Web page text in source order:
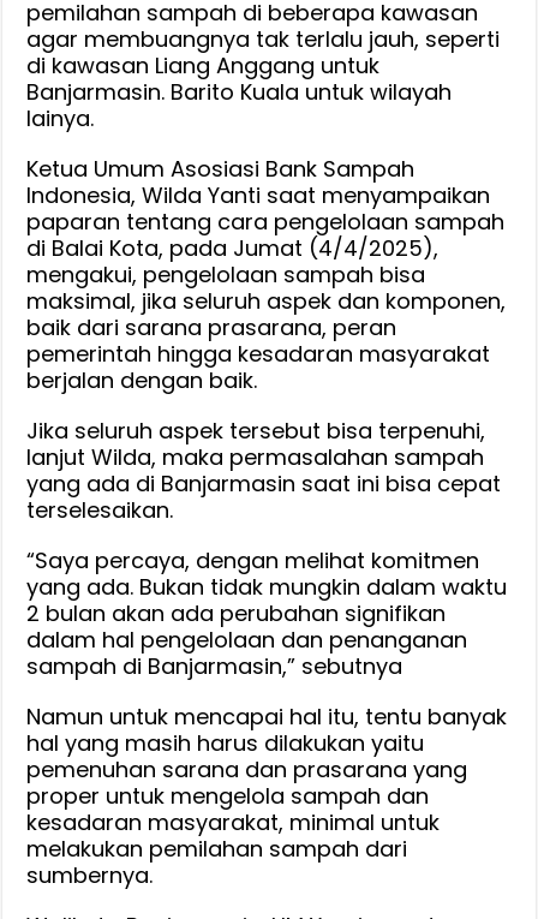
pemilahan sampah di beberapa kawasan
agar membuangnya tak terlalu jauh, seperti
di kawasan Liang Anggang untuk
Banjarmasin. Barito Kuala untuk wilayah
lainya.
Ketua Umum Asosiasi Bank Sampah
Indonesia, Wilda Yanti saat menyampaikan
paparan tentang cara pengelolaan sampah
di Balai Kota, pada Jumat (4/4/2025),
mengakui, pengelolaan sampah bisa
maksimal, jika seluruh aspek dan komponen,
baik dari sarana prasarana, peran
pemerintah hingga kesadaran masyarakat
berjalan dengan baik.
Jika seluruh aspek tersebut bisa terpenuhi,
lanjut Wilda, maka permasalahan sampah
yang ada di Banjarmasin saat ini bisa cepat
terselesaikan.
“Saya percaya, dengan melihat komitmen
yang ada. Bukan tidak mungkin dalam waktu
2 bulan akan ada perubahan signifikan
dalam hal pengelolaan dan penanganan
sampah di Banjarmasin,” sebutnya
Namun untuk mencapai hal itu, tentu banyak
hal yang masih harus dilakukan yaitu
pemenuhan sarana dan prasarana yang
proper untuk mengelola sampah dan
kesadaran masyarakat, minimal untuk
melakukan pemilahan sampah dari
sumbernya.